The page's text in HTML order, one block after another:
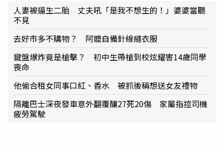
人妻被逼生二胎 丈夫吼「是我不想生的！」婆婆當聽
不見
去好市多不購物？ 阿嬤自備針線縫衣服
鍵盤爆炸竟是槍擊？ 初中生帶槍到校炫耀害14歲同學
喪命
他偷合租女同事口紅、香水 被抓後稱想送女友禮物
隔離巴士深夜發車意外翻覆釀27死20傷 家屬指控司機
疲勞駕駛